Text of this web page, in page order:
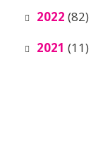
2022 (82)
2021 (11)